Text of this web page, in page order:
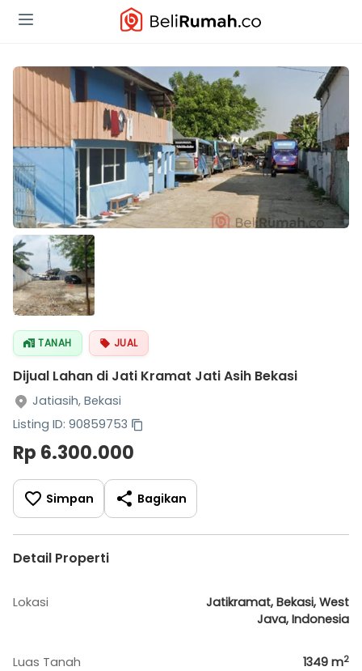
TANAH JUAL
Dijual Lahan di Jati Kramat Jati Asih Bekasi
Jatiasih, Bekasi
Listing ID: 90859753
Rp 6.300.000
Simpan Bagikan
Detail Properti
Lokasi
Jatikramat, Bekasi, West
Java, Indonesia
Luas Tanah 1349 m2